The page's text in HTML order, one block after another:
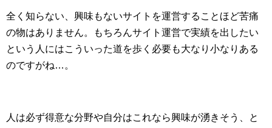
全く知らない、興味もないサイトを運営することほど苦痛
の物はありません。もちろんサイト運営で実績を出したい
という人にはこういった道を歩く必要も大なり小なりある
のですがね…。
人は必ず得意な分野や自分はこれなら興味が湧きそう、と